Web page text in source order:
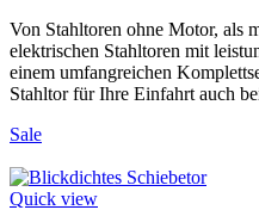
Von Stahltoren ohne Motor, als
elektrischen Stahltoren mit
einem umfangreichen
Stahltor für Ihre Einfahrt auch
Sale
Quick view